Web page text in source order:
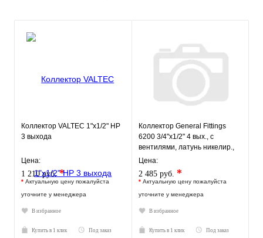
Коллектор VALTEC 1"х1/2" НР
3 выхода
Цена:
1 210 руб.*
* Актуальную цену пожалуйста
уточните у менеджера
В избранное
Купить в 1 клик Под заказ
Коллектор General Fittings
6200 3/4"х1/2" 4 вых., c
вентилями, латунь никелир.,
красный регулятор
Цена:
2 485 руб. *
* Актуальную цену пожалуйста
уточните у менеджера
В избранное
Купить в 1 клик Под заказ